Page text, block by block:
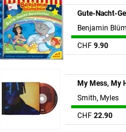
Gute-Nacht-
Benjamin
CHF 9.90
My Mess, My
Smith, Myles
CHF 22.90